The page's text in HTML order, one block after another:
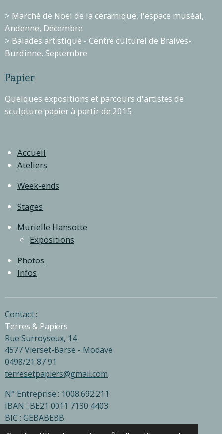
> Marché de Noël de la céramique, l'espace muséal,
Andenne, Décembre
> Balades artistique - Centre culturel de Braives-
Burdinne, Septembre
Papier
Quelques expositions et parcours d'artistes de
sculpture papier à partir de 2015
Accueil
Ateliers
Week-ends
Stages
Murielle Hansotte
Expositions
Photos
Infos
Contact :
Terres & Papiers
Rue Surroyseux, 14
4577 Vierset-Barse - Modave
0498/21 87 91
terresetpapiers@gmail.com
N° Entreprise : 1008.692.211
IBAN : BE21 0011 7130 4403
BIC : GEBABEBB